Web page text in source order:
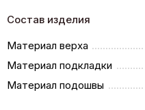
Состав изделия
Материал верха
Материал подкладки
Материал подошвы